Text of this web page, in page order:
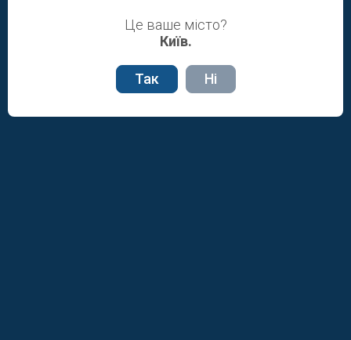
19), зішкріб з ротоглотки, носоглот ...
Це ваше місто?
Київ.
Так Ні